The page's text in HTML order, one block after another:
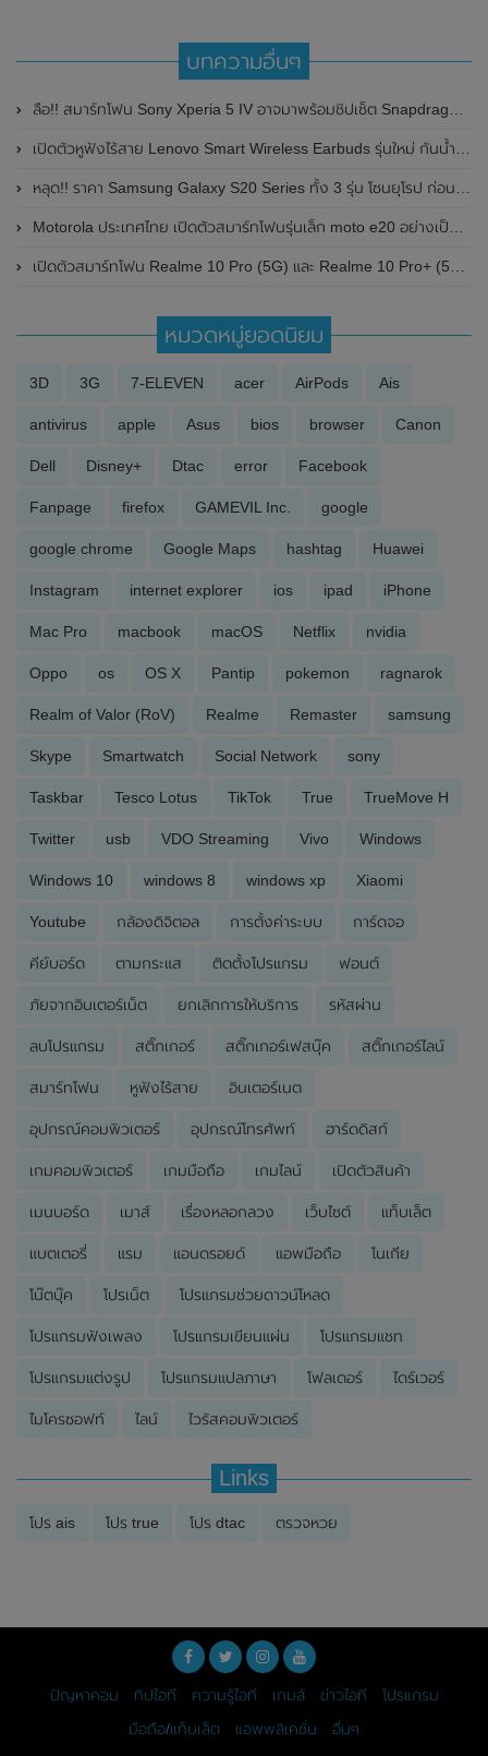
บทความอื่นๆ
ลือ!! สมาร์ทโฟน Sony Xperia 5 IV อาจมาพร้อมชิปเซ็ต Snapdragon 8 Gen 1 Plus จาก TSMC
เปิดตัวหูฟังไร้สาย Lenovo Smart Wireless Earbuds รุ่นใหม่ กันน้ำ และแบตอึด ใช้งานได้นานสูงสุดถึง 28 ชั่วโมง
หลุด!! ราคา Samsung Galaxy S20 Series ทั้ง 3 รุ่น โซนยุโรป ก่อนเปิดตัวอย่างเป็นทางการ
Motorola ประเทศไทย เปิดตัวสมาร์ทโฟนรุ่นเล็ก moto e20 อย่างเป็นทางการแล้ว ในราคาเบาๆเพียง 3,599 บาท
เปิดตัวสมาร์ทโฟน Realme 10 Pro (5G) และ Realme 10 Pro+ (5G) อย่างเป็นทางการแล้ว มาพร้อมกับกล้อง ความละเอียด 108 MP และระบบปฎิบัติการ Android 13
หมวดหมู่ยอดนิยม
3D 3G 7-ELEVEN acer AirPods Ais
antivirus apple Asus bios browser Canon
Dell Disney+ Dtac error Facebook
Fanpage firefox GAMEVIL Inc. google
google chrome Google Maps hashtag Huawei
Instagram internet explorer ios ipad iPhone
Mac Pro macbook macOS Netflix nvidia
Oppo os OS X Pantip pokemon ragnarok
Realm of Valor (RoV) Realme Remaster samsung
Skype Smartwatch Social Network sony
Taskbar Tesco Lotus TikTok True TrueMove H
Twitter usb VDO Streaming Vivo Windows
Windows 10 windows 8 windows xp Xiaomi
Youtube กล้องดิจิตอล การตั้งค่าระบบ การ์ดจอ
คีย์บอร์ด ตามกระแส ติดตั้งโปรแกรม ฟอนต์
ภัยจากอินเตอร์เน็ต ยกเลิกการให้บริการ รหัสผ่าน
ลบโปรแกรม สติ๊กเกอร์ สติ๊กเกอร์เฟสบุ๊ค สติ๊กเกอร์ไลน์
สมาร์ทโฟน หูฟังไร้สาย อินเตอร์เนต
อุปกรณ์คอมพิวเตอร์ อุปกรณ์โทรศัพท์ ฮาร์ดดิสก์
เกมคอมพิวเตอร์ เกมมือถือ เกมไลน์ เปิดตัวสินค้า
เมนบอร์ด เมาส์ เรื่องหลอกลวง เว็บไซต์ แท็บเล็ต
แบตเตอรี่ แรม แอนดรอยด์ แอพมือถือ โนเกีย
โน๊ตบุ๊ค โปรเน็ต โปรแกรมช่วยดาวน์โหลด
โปรแกรมฟังเพลง โปรแกรมเขียนแผ่น โปรแกรมแชท
โปรแกรมแต่งรูป โปรแกรมแปลภาษา โฟลเดอร์ ไดร์เวอร์
ไมโครซอฟท์ ไลน์ ไวรัสคอมพิวเตอร์
Links
โปร ais โปร true โปร dtac ตรวจหวย
ปัญหาคอม ทิปไอที ความรู้ไอที เกมส์ ข่าวไอที
โปรแกรม
มือถือ/แท็บเล็ต
แอพพลิเคชั่น
อื่นๆ